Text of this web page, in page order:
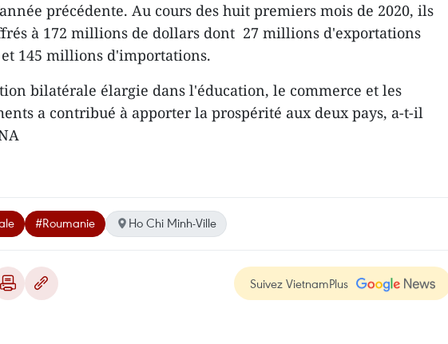
précédente. Au cours des huit premiers mois de 2020, ils
à 172 millions de dollars dont 27 millions d'exportations
145 millions d'importations.
bilatérale élargie dans l'éducation, le commerce et les
a contribué à apporter la prospérité aux deux pays, a-t-il
#Roumanie Ho Chi Minh-Ville
Suivez VietnamPlus